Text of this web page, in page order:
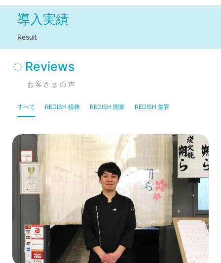
導入実績
Result
Reviews
お客さまの声
すべて REDISH 税務 REDISH 開業 REDISH 集客